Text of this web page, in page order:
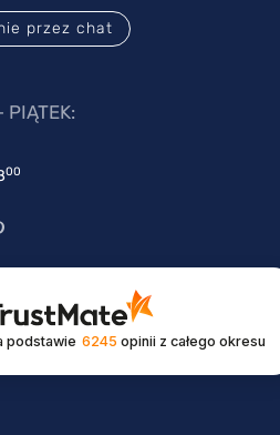
przez chat
PIĄTEK:
00
podstawie 6245 opinii z całego okresu